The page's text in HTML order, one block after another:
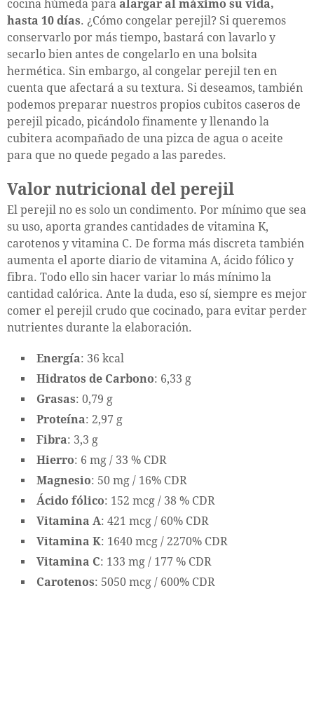
cocina húmeda para alargar al máximo su vida,
hasta 10 días. ¿Cómo congelar perejil? Si queremos
conservarlo por más tiempo, bastará con lavarlo y
secarlo bien antes de congelarlo en una bolsita
hermética. Sin embargo, al congelar perejil ten en
cuenta que afectará a su textura. Si deseamos, también
podemos preparar nuestros propios cubitos caseros de
perejil picado, picándolo finamente y llenando la
cubitera acompañado de una pizca de agua o aceite
para que no quede pegado a las paredes.
Valor nutricional del perejil
El perejil no es solo un condimento. Por mínimo que sea
su uso, aporta grandes cantidades de vitamina K,
carotenos y vitamina C. De forma más discreta también
aumenta el aporte diario de vitamina A, ácido fólico y
fibra. Todo ello sin hacer variar lo más mínimo la
cantidad calórica. Ante la duda, eso sí, siempre es mejor
comer el perejil crudo que cocinado, para evitar perder
nutrientes durante la elaboración.
Energía: 36 kcal
Hidratos de Carbono: 6,33 g
Grasas: 0,79 g
Proteína: 2,97 g
Fibra: 3,3 g
Hierro: 6 mg / 33 % CDR
Magnesio: 50 mg / 16% CDR
Ácido fólico: 152 mcg / 38 % CDR
Vitamina A: 421 mcg / 60% CDR
Vitamina K: 1640 mcg / 2270% CDR
Vitamina C: 133 mg / 177 % CDR
Carotenos: 5050 mcg / 600% CDR